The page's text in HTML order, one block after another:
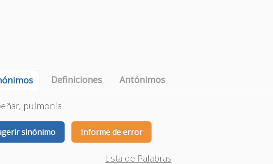
Definiciones Antónimos
pulmonía
sinónimo Informe de error
Lista de Palabras